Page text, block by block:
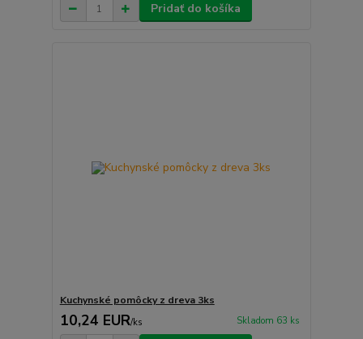
Pridať do košíka
Kuchynské pomôcky z dreva 3ks
10,24 EUR/ks Skladom 63 ks